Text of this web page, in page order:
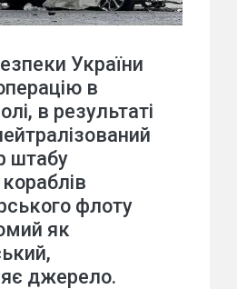
України
в
в результаті
штабу
флоту
як
джерело.